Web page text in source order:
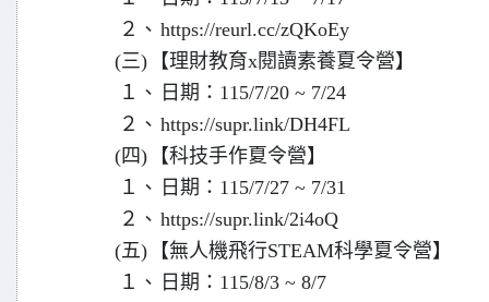
２、 https://reurl.cc/zQKoEy
(三) 【理財教育x閱讀素養夏令營】
１、 日期：115/7/20 ~ 7/24
２、 https://supr.link/DH4FL
(四) 【科技手作夏令營】
１、 日期：115/7/27 ~ 7/31
２、 https://supr.link/2i4oQ
(五) 【無人機飛行STEAM科學夏令營】
１、 日期：115/8/3 ~ 8/7